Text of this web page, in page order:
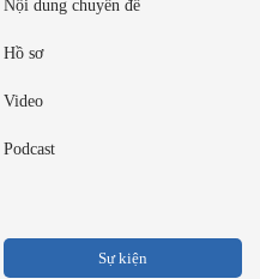
Nội dung chuyên đề
Hồ sơ
Video
Podcast
Sự kiện